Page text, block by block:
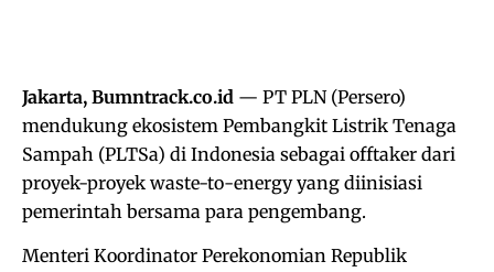
Jakarta, Bumntrack.co.id — PT PLN (Persero)
mendukung ekosistem Pembangkit Listrik Tenaga
Sampah (PLTSa) di Indonesia sebagai offtaker dari
proyek-proyek waste-to-energy yang diinisiasi
pemerintah bersama para pengembang.
Menteri Koordinator Perekonomian Republik